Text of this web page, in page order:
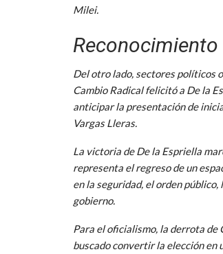
Milei.
Del otro lado, sectores políticos
Cambio Radical felicitó a De la
anticipar la presentación de
Vargas Lleras.
La victoria de De la Espriella
representa el regreso de un
en la seguridad, el orden
gobierno.
Para el oficialismo, la derrota de
buscado convertir la elección en